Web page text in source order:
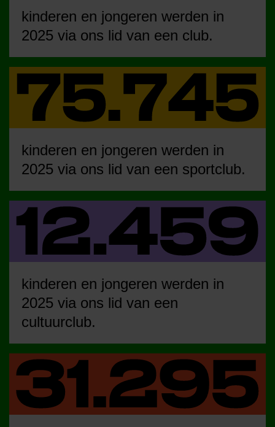
kinderen en jongeren werden in
2025 via ons lid van een club.
kinderen en jongeren werden in
2025 via ons lid van een sportclub.
kinderen en jongeren werden in
2025 via ons lid van een
cultuurclub.